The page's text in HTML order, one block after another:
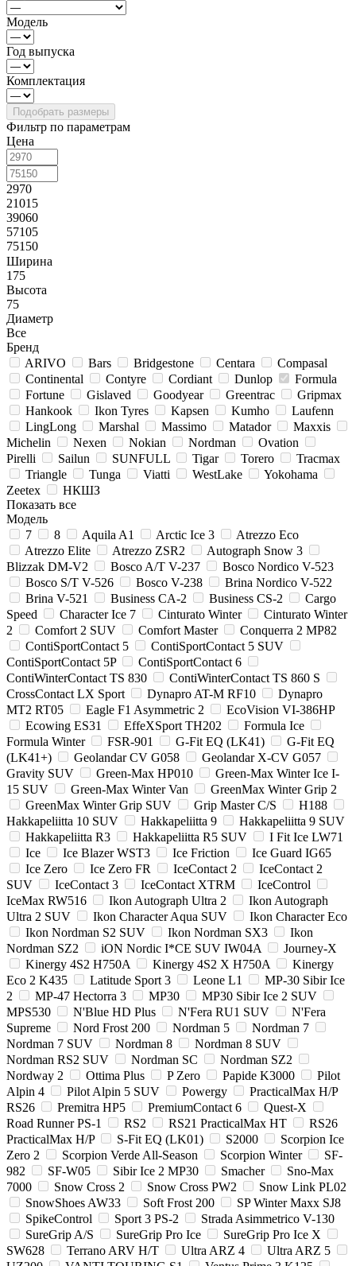
Модель
Год выпуска
Комплектация
Фильтр по параметрам
Цена
2970
21015
39060
57105
75150
Ширина
175
Высота
75
Диаметр
Все
Бренд
ARIVO
Bars Bridgestone Centara
Compasal
Continental
Contyre Cordiant Dunlop
Formula
Fortune
Gislaved Goodyear Greentrac
Gripmax
Hankook
Ikon Tyres Kapsen Kumho
Laufenn
LingLong
Marshal Massimo Matador
Maxxis
Michelin
Nexen Nokian Nordman
Ovation
Pirelli
Sailun SUNFULL Tigar Torero
Tracmax
Triangle
Tunga Viatti WestLake
Yokohama
Zeetex
НКШЗ
Показать все
Модель
7
8 Aquila A1 Arctic Ice 3
Atrezzo Eco
Atrezzo Elite
Atrezzo ZSR2
Autograph Snow 3
Blizzak DM-V2
Bosco A/T V-237
Bosco Nordico V-523
Bosco S/T V-526
Bosco V-238
Brina Nordico V-522
Brina V-521
Business CA-2 Business CS-2
Cargo
Speed
Character Ice 7 Cinturato Winter
Cinturato Winter
2
Comfort 2 SUV Comfort Master
Conquerra 2 MP82
ContiSportContact 5
ContiSportContact 5 SUV
ContiSportContact 5P
ContiSportContact 6
ContiWinterContact TS 830
ContiWinterContact TS 860 S
CrossContact LX Sport
Dynapro AT-M RF10
Dynapro
MT2 RT05
Eagle F1 Asymmetric 2
EcoVision VI-386HP
Ecowing ES31
EffeXSport TH202
Formula Ice
Formula Winter
FSR-901 G-Fit EQ (LK41)
G-Fit EQ
(LK41+)
Geolandar CV G058
Geolandar X-CV G057
Gravity SUV
Green-Max HP010
Green-Max Winter Ice I-
15 SUV
Green-Max Winter Van
GreenMax Winter Grip 2
GreenMax Winter Grip SUV
Grip Master C/S
H188
Hakkapeliitta 10 SUV
Hakkapeliitta 9
Hakkapeliitta 9 SUV
Hakkapeliitta R3
Hakkapeliitta R5 SUV
I Fit Ice LW71
Ice
Ice Blazer WST3 Ice Friction
Ice Guard IG65
Ice Zero
Ice Zero FR IceContact 2
IceContact 2
SUV
IceContact 3 IceContact XTRM
IceControl
IceMax RW516
Ikon Autograph Ultra 2
Ikon Autograph
Ultra 2 SUV
Ikon Character Aqua SUV
Ikon Character Eco
Ikon Nordman S2 SUV
Ikon Nordman SX3
Ikon
Nordman SZ2
iON Nordic I*CE SUV IW04A
Journey-X
Kinergy 4S2 H750A
Kinergy 4S2 X H750A
Kinergy
Eco 2 K435
Latitude Sport 3 Leone L1
MP-30 Sibir Ice
2
MP-47 Hectorra 3 MP30
MP30 Sibir Ice 2 SUV
MPS530
N'Blue HD Plus N'Fera RU1 SUV
N'Fera
Supreme
Nord Frost 200 Nordman 5
Nordman 7
Nordman 7 SUV
Nordman 8
Nordman 8 SUV
Nordman RS2 SUV
Nordman SC
Nordman SZ2
Nordway 2
Ottima Plus P Zero Papide K3000
Pilot
Alpin 4
Pilot Alpin 5 SUV Powergy
PracticalMax H/P
RS26
Premitra HP5 PremiumContact 6
Quest-X
Road Runner PS-1
RS2 RS21 PracticalMax HT
RS26
PracticalMax H/P
S-Fit EQ (LK01) S2000
Scorpion Ice
Zero 2
Scorpion Verde All-Season Scorpion Winter
SF-
982
SF-W05 Sibir Ice 2 MP30 Smacher
Sno-Max
7000
Snow Cross 2 Snow Cross PW2
Snow Link PL02
SnowShoes AW33
Soft Frost 200
SP Winter Maxx SJ8
SpikeControl
Sport 3 PS-2
Strada Asimmetrico V-130
SureGrip A/S
SureGrip Pro Ice
SureGrip Pro Ice X
SW628
Terrano ARV H/T Ultra ARZ 4
Ultra ARZ 5